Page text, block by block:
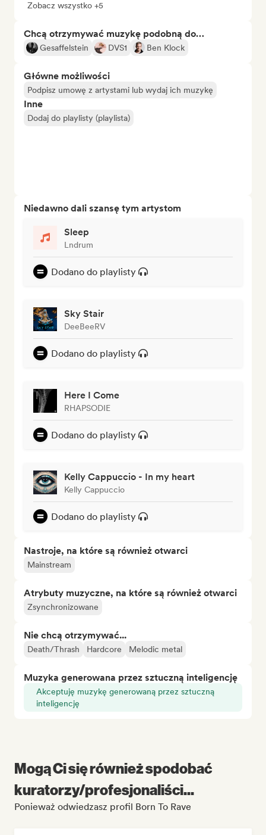
Zobacz wszystko +5
Chcą otrzymywać muzykę podobną do…
Gesaffelstein DVS1 Ben Klock
Główne możliwości
Podpisz umowę z artystami lub wydaj ich muzykę
Inne
Dodaj do playlisty (playlista)
Niedawno dali szansę tym artystom
Sleep
Lndrum
Dodano do playlisty
Sky Stair
DeeBeeRV
Dodano do playlisty
Here I Come
RHAPSODIE
Dodano do playlisty
Kelly Cappuccio - In my heart
Kelly Cappuccio
Dodano do playlisty
Nastroje, na które są również otwarci
Mainstream
Atrybuty muzyczne, na które są również otwarci
Zsynchronizowane
Nie chcą otrzymywać...
Death/Thrash Hardcore Melodic metal
Muzyka generowana przez sztuczną inteligencję
Akceptuję muzykę generowaną przez sztuczną
inteligencję
Mogą Ci się również spodobać
kuratorzy/profesjonaliści...
Ponieważ odwiedzasz profil Born To Rave